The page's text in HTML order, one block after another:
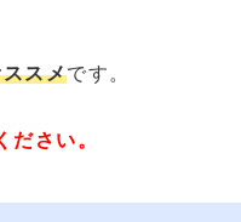
スメです。
さい。